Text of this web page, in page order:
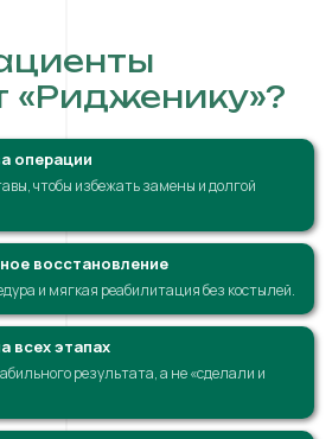
«Ридженику»?
операции
чтобы избежать замены и долгой
восстановление
и мягкая реабилитация без костылей.
всех этапах
результата, а не «сделали и